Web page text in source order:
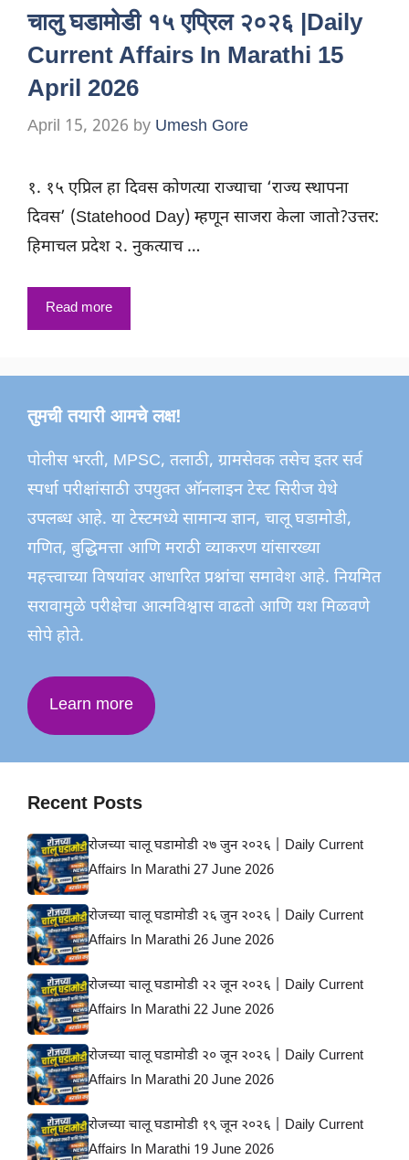
चालु घडामोडी १५ एप्रिल २०२६ |Daily
Current Affairs In Marathi 15
April 2026
April 15, 2026 by Umesh Gore
१. १५ एप्रिल हा दिवस कोणत्या राज्याचा ‘राज्य स्थापना
दिवस’ (Statehood Day) म्हणून साजरा केला जातो?उत्तर:
हिमाचल प्रदेश २. नुकत्याच …
Read more
तुमची तयारी आमचे लक्ष!
पोलीस भरती, MPSC, तलाठी, ग्रामसेवक तसेच इतर सर्व
स्पर्धा परीक्षांसाठी उपयुक्त ऑनलाइन टेस्ट सिरीज येथे
उपलब्ध आहे. या टेस्टमध्ये सामान्य ज्ञान, चालू घडामोडी,
गणित, बुद्धिमत्ता आणि मराठी व्याकरण यांसारख्या
महत्त्वाच्या विषयांवर आधारित प्रश्नांचा समावेश आहे. नियमित
सरावामुळे परीक्षेचा आत्मविश्वास वाढतो आणि यश मिळवणे
सोपे होते.
Learn more
Recent Posts
रोजच्या चालू घडामोडी २७ जुन २०२६ | Daily Current
Affairs In Marathi 27 June 2026
रोजच्या चालू घडामोडी २६ जुन २०२६ | Daily Current
Affairs In Marathi 26 June 2026
रोजच्या चालू घडामोडी २२ जून २०२६ | Daily Current
Affairs In Marathi 22 June 2026
रोजच्या चालू घडामोडी २० जून २०२६ | Daily Current
Affairs In Marathi 20 June 2026
रोजच्या चालू घडामोडी १९ जून २०२६ | Daily Current
Affairs In Marathi 19 June 2026